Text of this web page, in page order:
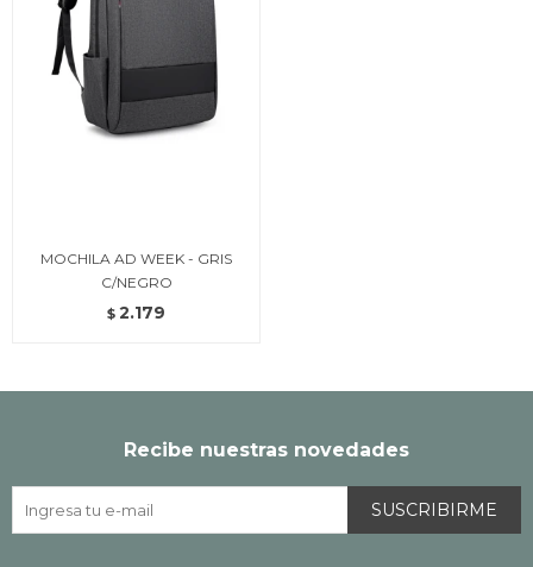
MOCHILA AD WEEK - GRIS
C/NEGRO
$ 2.179
Recibe nuestras novedades
SUSCRIBIRME